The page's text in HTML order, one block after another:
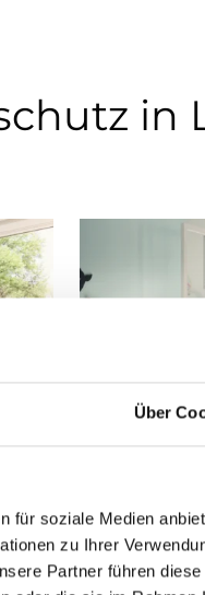
Über
für soziale Medien
zu Ihrer
Partner führen
in
fest